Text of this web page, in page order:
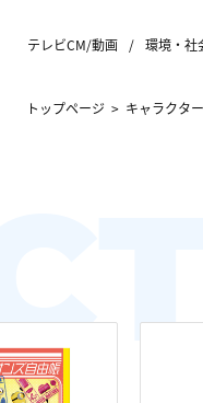
テレビCM/動画 / 環境・社
トップページ > キャラクタ